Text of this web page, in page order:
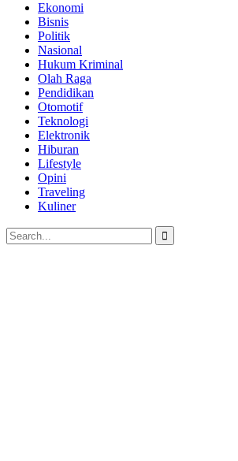
Ekonomi
Bisnis
Politik
Nasional
Hukum Kriminal
Olah Raga
Pendidikan
Otomotif
Teknologi
Elektronik
Hiburan
Lifestyle
Opini
Traveling
Kuliner